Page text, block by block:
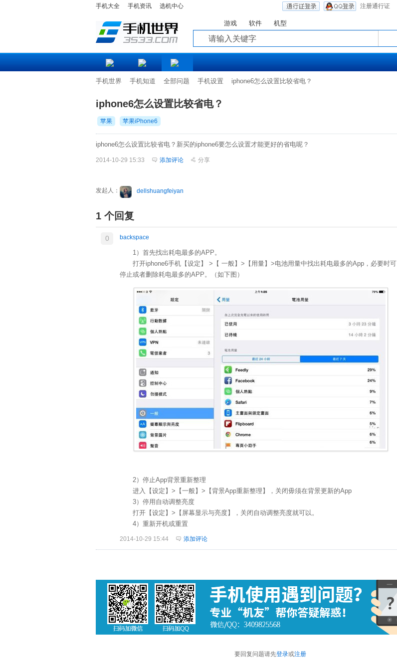
手机大全 手机资讯 选机中心 注册通行证
游戏 软件 机型
手机世界 手机知道 全部问题 手机设置 iphone6怎么设置比较省电？
iphone6怎么设置比较省电？
苹果 苹果iPhone6
iphone6怎么设置比较省电？新买的iphone6要怎么设置才能更好的省电呢？
2014-10-29 15:33 添加评论 分享
发起人： dellshuangfeiyan
1 个回复
0 backspace
1）首先找出耗电最多的APP。
打开iphone6手机【设定】 >【 一般】>【用量】>电池用量中找出耗电最多的App，必要时可
停止或者删除耗电最多的APP。（如下图）
2）停止App背景重新整理
进入【设定】>【一般】>【背景App重新整理】，关闭毋须在背景更新的App
3）停用自动调整亮度
打开【设定】>【屏幕显示与亮度】，关闭自动调整亮度就可以。
4）重新开机或重置
2014-10-29 15:44 添加评论
要回复问题请先登录或注册